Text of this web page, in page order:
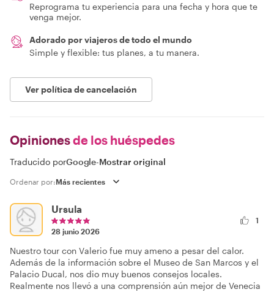
Reprograma tu experiencia para una fecha y hora que te
venga mejor.
Adorado por viajeros de todo el mundo
Simple y flexible: tus planes, a tu manera.
Ver política de cancelación
Opinionesde los huéspedes
Traducido porGoogle-Mostrar original
Ordenar por:
Ursula
28 junio 2026
1
Nuestro tour con Valerio fue muy ameno a pesar del calor.
Además de la información sobre el Museo de San Marcos y el
Palacio Ducal, nos dio muy buenos consejos locales.
Realmente nos llevó a una comprensión aún mejor de Venecia